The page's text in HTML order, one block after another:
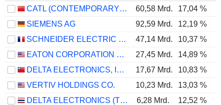
CATL (CONTEMPORARY AMPEREX TECHNOLOGY)
60,58 Mrd. 17,04 %
SIEMENS AG
92,59 Mrd. 12,19 %
SCHNEIDER ELECTRIC SE
47,14 Mrd. 10,37 %
EATON CORPORATION PLC
27,45 Mrd. 14,89 %
DELTA ELECTRONICS, INC.
17,67 Mrd. 10,83 %
VERTIV HOLDINGS CO.
10,23 Mrd. 13,03 %
DELTA ELECTRONICS (THAILAND)
6,28 Mrd. 12,52 %